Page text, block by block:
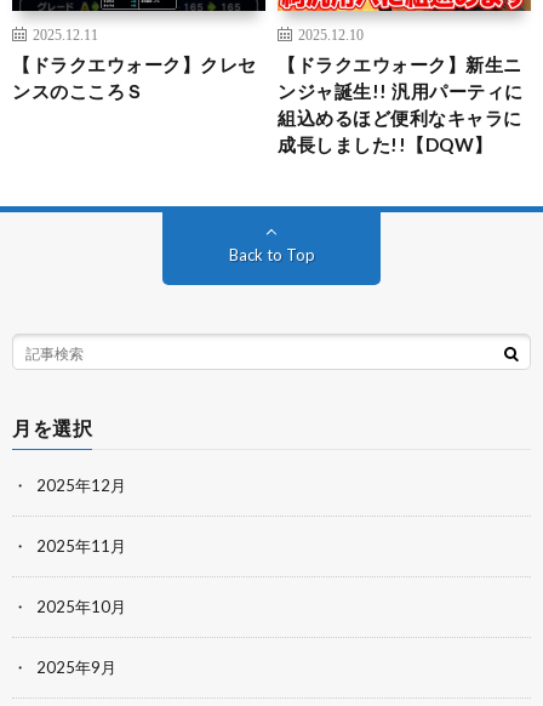
2025.12.11
【ドラクエウォーク】クレセ
ンスのこころＳ
2025.12.10
【ドラクエウォーク】新生ニ
ンジャ誕生!! 汎用パーティに
組込めるほど便利なキャラに
成長しました!!【DQW】
Back to Top
月を選択
2025年12月
2025年11月
2025年10月
2025年9月